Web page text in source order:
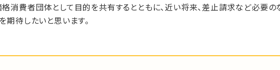
消費者団体として目的を共有するとともに、近い将来、差止請求など必要の
待したいと思います。